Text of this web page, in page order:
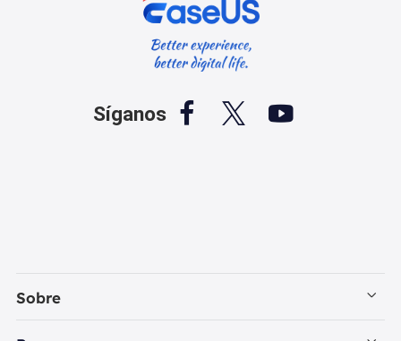
Síganos   
Sobre